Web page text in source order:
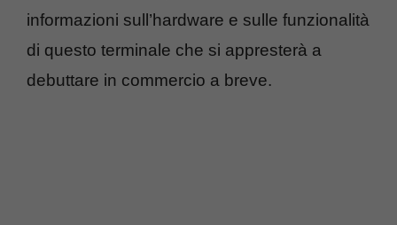
informazioni sull’hardware e sulle funzionalità
di questo terminale che si appresterà a
debuttare in commercio a breve.